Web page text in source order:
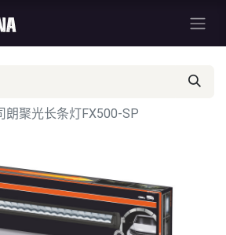
朗聚光长条灯FX500-SP